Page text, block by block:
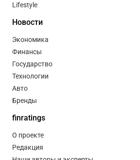
Lifestyle
Новости
Экономика
Финансы
Государство
Технологии
Авто
Бренды
finratings
О проекте
Редакция